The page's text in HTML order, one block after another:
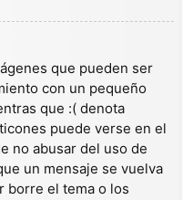
que pueden ser
con un pequeño
que :( denota
puede verse en el
no abusar del uso de
un mensaje se vuelva
borre el tema o los